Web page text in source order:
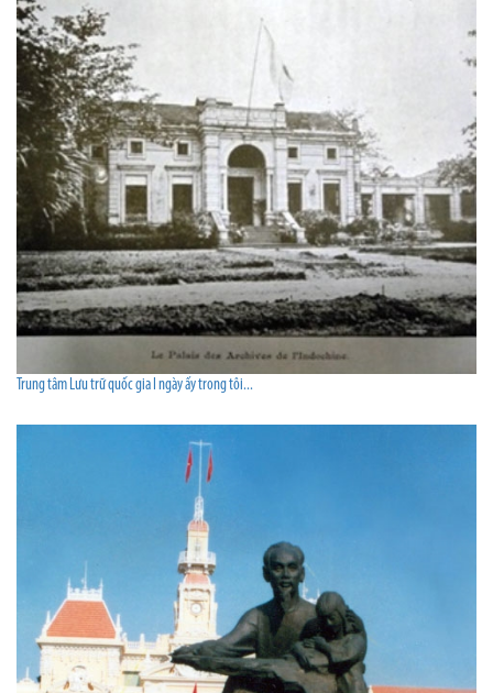
Trung tâm Lưu trữ quốc gia I ngày ấy trong tôi...